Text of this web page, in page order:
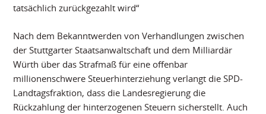
tatsächlich zurückgezahlt wird“
Nach dem Bekanntwerden von Verhandlungen zwischen
der Stuttgarter Staatsanwaltschaft und dem Milliardär
Würth über das Strafmaß für eine offenbar
millionenschwere Steuerhinterziehung verlangt die SPD-
Landtagsfraktion, dass die Landesregierung die
Rückzahlung der hinterzogenen Steuern sicherstellt. Auch